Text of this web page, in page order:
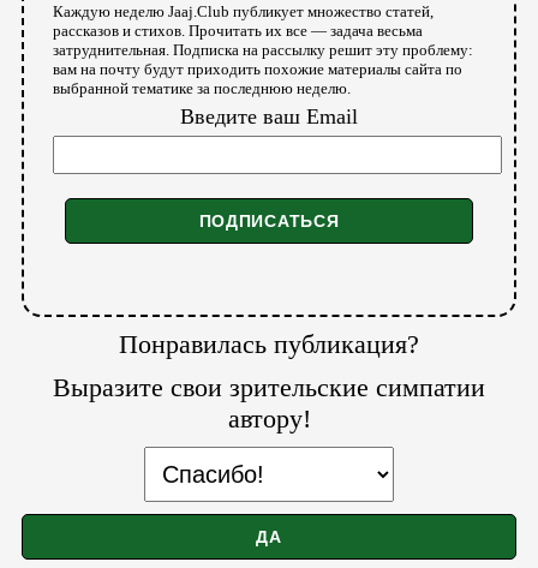
Каждую неделю Jaaj.Club публикует множество статей,
рассказов и стихов. Прочитать их все — задача весьма
затруднительная. Подписка на рассылку решит эту проблему:
вам на почту будут приходить похожие материалы сайта по
выбранной тематике за последнюю неделю.
Введите ваш Email
Понравилась публикация?
Выразите свои зрительские симпатии
автору!